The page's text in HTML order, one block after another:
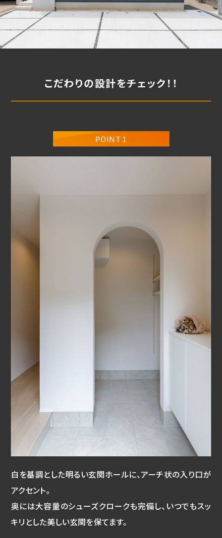
こだわりの設計をチェック！！
POINT 1
白を基調とした明るい玄関ホールに、アーチ状の入り口が
アクセント。
奥には大容量のシューズクロークも完備し、いつでもスッ
キリとした美しい玄関を保てます。